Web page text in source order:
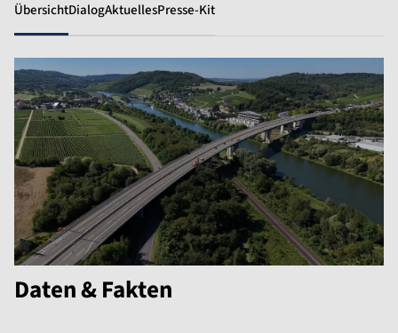
ÜbersichtDialogAktuellesPresse-Kit
Daten & Fakten